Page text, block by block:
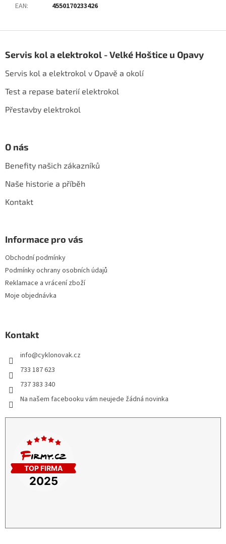
EAN: 4550170233426
pServis kol a elektrokol - Velké Hoštice u Opavy
Servis kol a elektrokol v Opavě a okolí
Test a repase baterií elektrokol
Přestavby elektrokol
O nás
Benefity našich zákazníků
Naše historie a příběh
Kontakt
Informace pro vás
Obchodní podmínky
Podmínky ochrany osobních údajů
Reklamace a vrácení zboží
Moje objednávka
Kontakt
info@cyklonovak.cz
733 187 623
737 383 340
Na našem facebooku vám neujede žádná novinka